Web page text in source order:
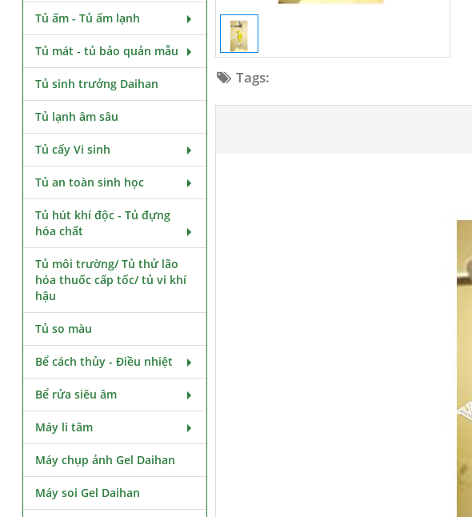
Tags:
Tủ ấm - Tủ ấm lạnh
Tủ mát - tủ bảo quản mẫu
Tủ sinh trưởng Daihan
Tủ lạnh âm sâu
Tủ cấy Vi sinh
Tủ an toàn sinh học
Tủ hút khí độc - Tủ đựng
hóa chất
Tủ môi trường/ Tủ thử lão
hóa thuốc cấp tốc/ tủ vi khí
hậu
Tủ so màu
Bể cách thủy - Điều nhiệt
Bể rửa siêu âm
Máy li tâm
Máy chụp ảnh Gel Daihan
Máy soi Gel Daihan